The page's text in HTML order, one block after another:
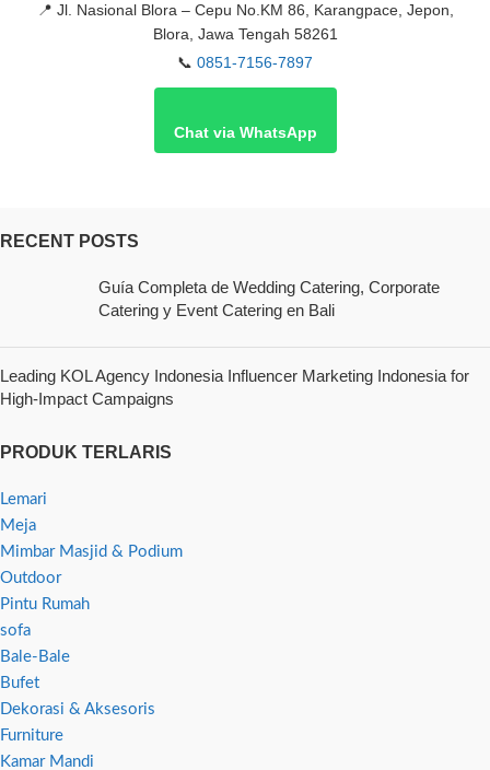
📍 Jl. Nasional Blora – Cepu No.KM 86, Karangpace, Jepon,
Blora, Jawa Tengah 58261
📞 0851-7156-7897
Chat via WhatsApp
RECENT POSTS
Guía Completa de Wedding Catering, Corporate
Catering y Event Catering en Bali
Leading KOL Agency Indonesia Influencer Marketing Indonesia for
High-Impact Campaigns
PRODUK TERLARIS
Lemari
Meja
Mimbar Masjid & Podium
Outdoor
Pintu Rumah
sofa
Bale-Bale
Bufet
Dekorasi & Aksesoris
Furniture
Kamar Mandi